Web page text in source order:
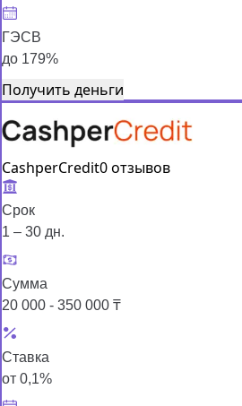
ГЭСВ
до 179%
Получить деньги
CashperCredit0 отзывов
Срок
1 – 30 дн.
Сумма
20 000 - 350 000 ₸
Ставка
от 0,1%